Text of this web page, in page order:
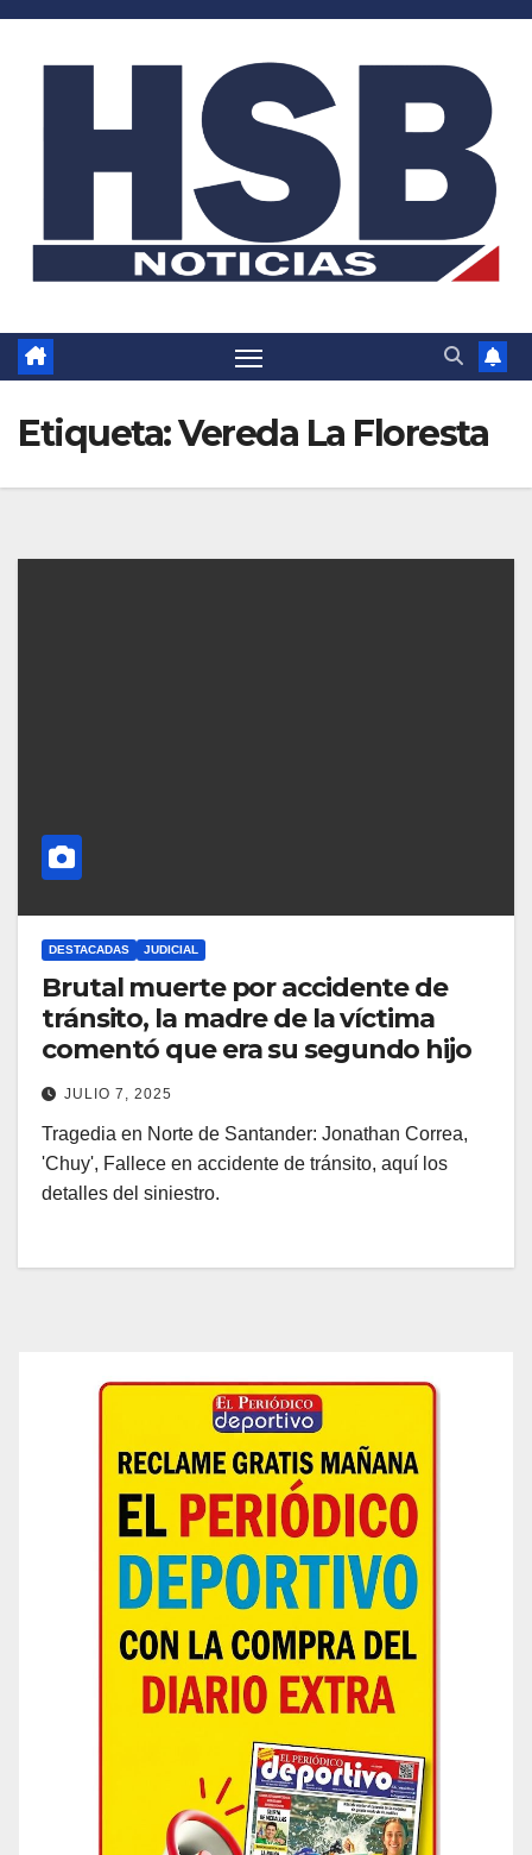
Saltar
Etiqueta:Vereda La Floresta
DESTACADAS JUDICIAL
Brutal muerte por accidente de
tránsito, la madre de la víctima
comentó que era su segundo hijo
JULIO 7, 2025
Tragedia en Norte de Santander: Jonathan Correa,
'Chuy', Fallece en accidente de tránsito, aquí los
detalles del siniestro.